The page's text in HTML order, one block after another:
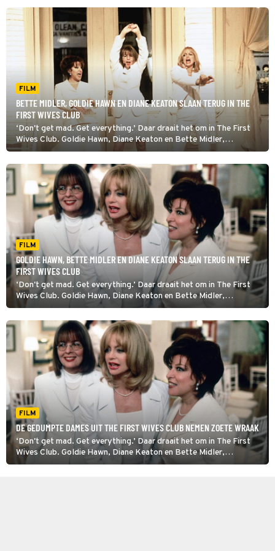
FILM
BETTE MIDLER, GOLDIE HAWN EN DIANE KEATON SLAAN TERUG IN THE
FIRST WIVES CLUB
‘Don't get mad. Get everything.’ Daar draait het om in The First
Wives Club. Goldie Hawn, Diane Keaton en Bette Midler,
echtgenotes op middelbare leeftijd, pikken het niet langer dat ze
worden ingeruild voor jonge groene blaadjes.
FILM
GOLDIE HAWN, BETTE MIDLER EN DIANE KEATON SLAAN TERUG IN THE
FIRST WIVES CLUB
‘Don't get mad. Get everything.’ Daar draait het om in The First
Wives Club. Goldie Hawn, Diane Keaton en Bette Midler,
echtgenotes op middelbare leeftijd, pikken het niet langer dat ze
worden ingeruild voor jonge groene blaadjes.
FILM
DE GEDUMPTE DAMES UIT THE FIRST WIVES CLUB NEMEN ZOETE WRAAK
‘Don't get mad. Get everything.’ Daar draait het om in The First
Wives Club. Goldie Hawn, Diane Keaton en Bette Midler,
echtgenotes op middelbare leeftijd, pikken het niet langer dat ze